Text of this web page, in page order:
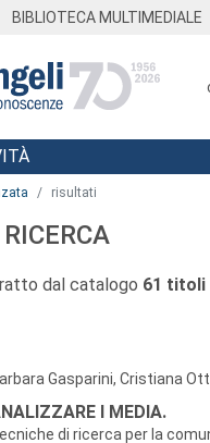
BIBLIOTECA MULTIMEDIALE
risultati
dal catalogo 61 titoli
Gasparini, Cristiana
I MEDIA.
di ricerca per la